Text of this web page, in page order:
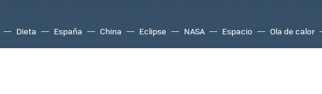
Dieta España China Eclipse NASA Espacio Ola de calor